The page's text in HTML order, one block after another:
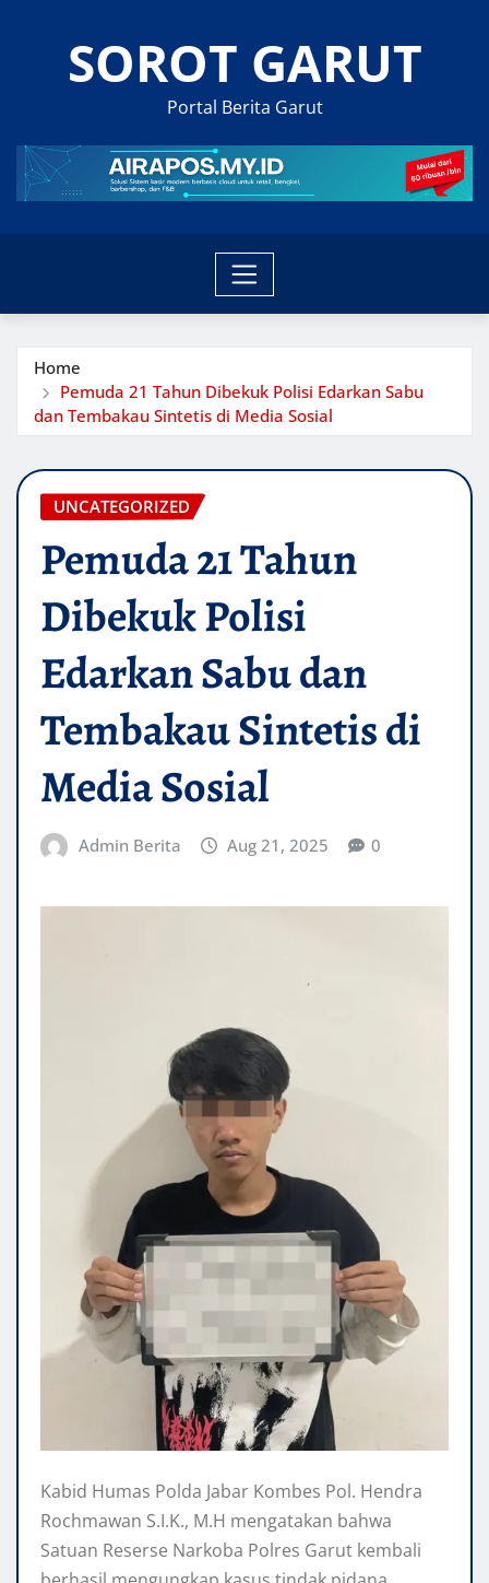
SOROT GARUT
Portal Berita Garut
Home
Pemuda 21 Tahun Dibekuk Polisi Edarkan Sabu
dan Tembakau Sintetis di Media Sosial
UNCATEGORIZED
Pemuda 21 Tahun
Dibekuk Polisi
Edarkan Sabu dan
Tembakau Sintetis di
Media Sosial
Admin Berita Aug 21, 2025 0
Kabid Humas Polda Jabar Kombes Pol. Hendra
Rochmawan S.I.K., M.H mengatakan bahwa
Satuan Reserse Narkoba Polres Garut kembali